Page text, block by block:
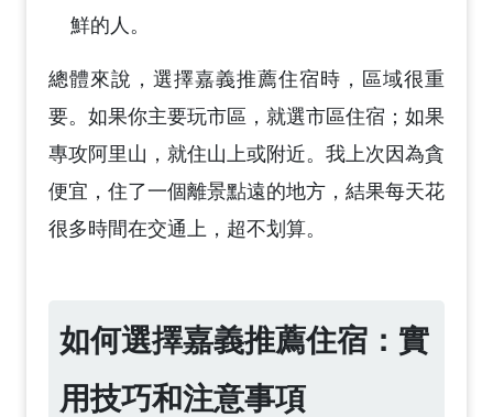
鮮的人。
總體來說，選擇嘉義推薦住宿時，區域很重
要。如果你主要玩市區，就選市區住宿；如果
專攻阿里山，就住山上或附近。我上次因為貪
便宜，住了一個離景點遠的地方，結果每天花
很多時間在交通上，超不划算。
如何選擇嘉義推薦住宿：實
用技巧和注意事項